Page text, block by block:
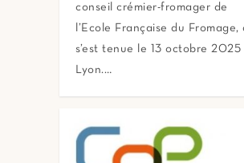
conseil crémier-fromager de
l’Ecole Française du Fromage,
s’est tenue le 13 octobre 2025
Lyon.…